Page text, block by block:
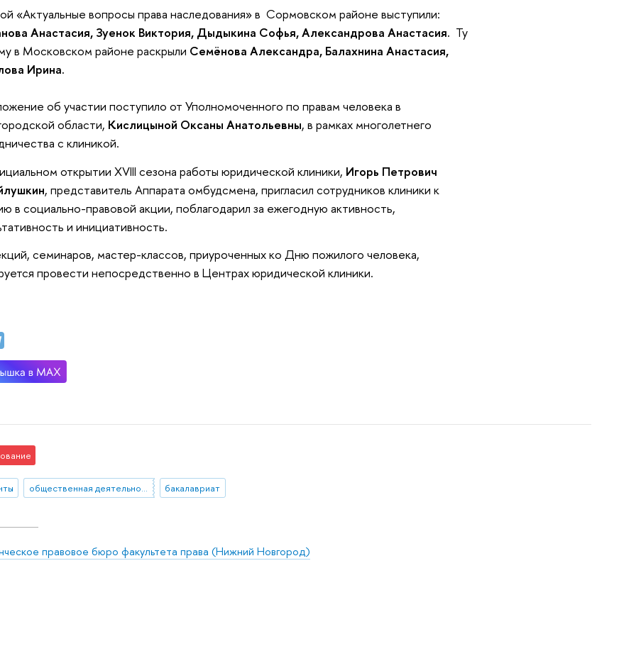
«Актуальные вопросы права наследования» в Сормовском районе выступили:
Анастасия, Зуенок Виктория, Дыдыкина Софья, Александрова Анастасия. Ту
в Московском районе раскрыли Семёнова Александра, Балахнина Анастасия,
Ирина.
об участии поступило от Уполномоченного по правам человека в
области, Кислицыной Оксаны Анатольевны, в рамках многолетнего
с клиникой.
открытии XVIII сезона работы юридической клиники, Игорь Петрович
, представитель Аппарата омбудсмена, пригласил сотрудников клиники к
в социально-правовой акции, поблагодарил за ежегодную активность,
и инициативность.
семинаров, мастер-классов, приуроченных ко Дню пожилого человека,
провести непосредственно в Центрах юридической клиники.
общественная деятельность бакалавриат
правовое бюро факультета права (Нижний Новгород)